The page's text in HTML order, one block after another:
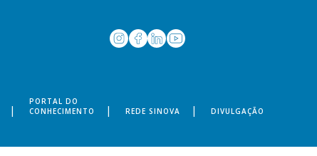
PORTAL DO
CONHECIMENTO
REDE SINOVA DIVULGAÇÃO